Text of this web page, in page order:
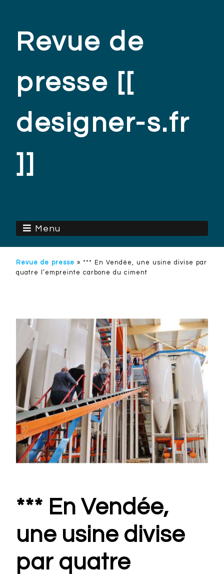
Revue de
presse [[
designer-s.fr
]]
Menu
Revue de presse » *** En Vendée, une usine divise par
quatre l’empreinte carbone du ciment
*** En Vendée,
une usine divise
par quatre